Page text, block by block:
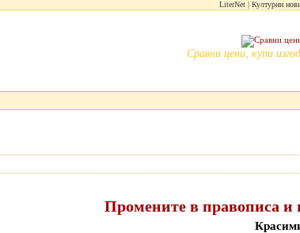
LiterNet Културни
Сравни цени, купи
Промените в правописа и